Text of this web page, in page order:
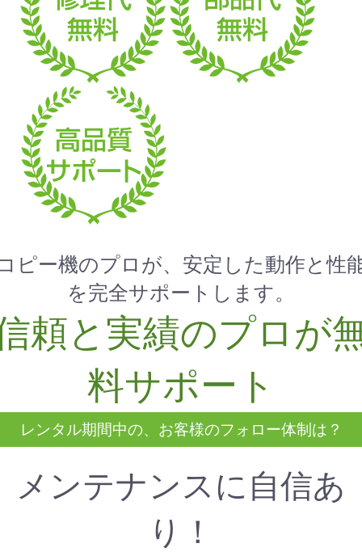
ピー機のプロが、安定した動作と性
を完全サポートします。
頼と実績のプロが
料サポート
レンタル期間中の、お客様のフォロー体制は？
メンテナンスに自信あ
り！